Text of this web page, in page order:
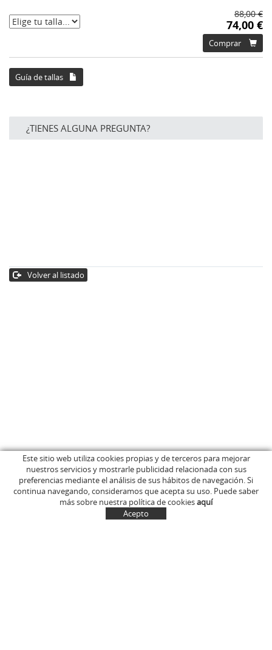
88,00 €
74,00 €
Comprar
Guía de tallas
¿TIENES ALGUNA PREGUNTA?
Volver al listado
INICIO
EMPRESA
TIENDA ONLINE
DONDE COMPRARLOS
C/ Anglès, 15
OLOT (Girona)
646 681 411
info@marcelinus.cat
CUENTA CESTA
Este sitio web utiliza cookies propias y de terceros para mejorar
nuestros servicios y mostrarle publicidad relacionada con sus
preferencias mediante el análisis de sus hábitos de navegación. Si
continua navegando, consideramos que acepta su uso. Puede saber
más sobre nuestra política de cookiesaquí
Acepto